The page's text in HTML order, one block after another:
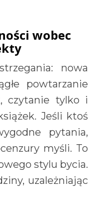
wobec
nowa
powtarzanie
czytanie tylko i
Jeśli ktoś
pytania,
myśli. To
stylu bycia.
uzależniając